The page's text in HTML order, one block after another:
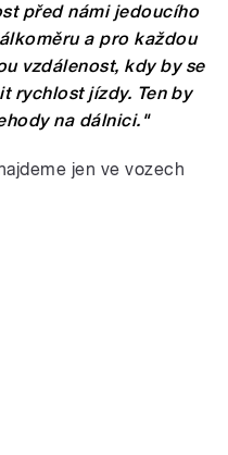
před námi jedoucího
a pro každou
vzdálenost, kdy by se
rychlost jízdy. Ten by
na dálnici."
jen ve vozech